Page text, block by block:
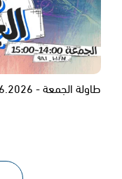
طاولة الجمعة - 19.06.2026 -